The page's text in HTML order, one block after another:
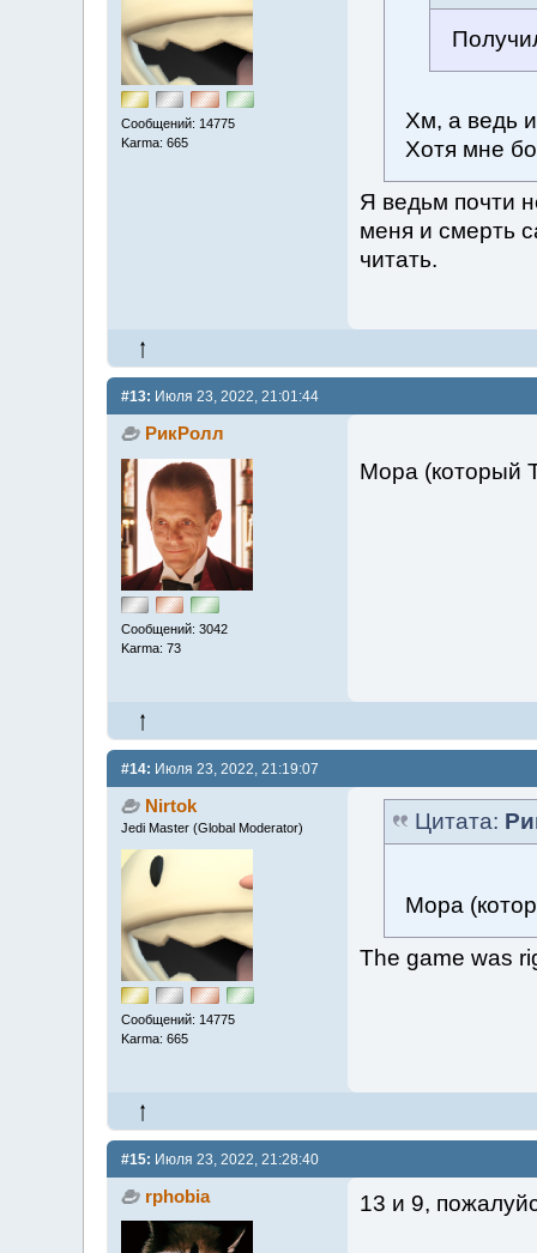
Сообщений: 14775
Karma: 665
Хм, а ведь
Хотя мне
Я ведьм почти
меня и смерть
читать.
#13: Июля 23, 2022, 21:01:44
РикРолл
Сообщений: 3042
Karma: 73
Мора (который
#14: Июля 23, 2022, 21:19:07
Nirtok
Jedi Master (Global Moderator)
Сообщений: 14775
Karma: 665
Цитата:
Мора
The game was
#15: Июля 23, 2022, 21:28:40
rphobia 13 и 9,